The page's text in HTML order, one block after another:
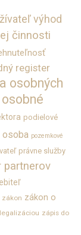
výhod
činnosti
register
osobných
osobné
podielové
osoba pozemkové
právne služby
partnerov
zákon zákon o
zápis do